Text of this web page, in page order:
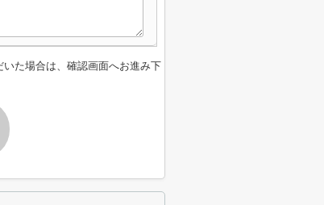
た場合は、確認画面へお進み下